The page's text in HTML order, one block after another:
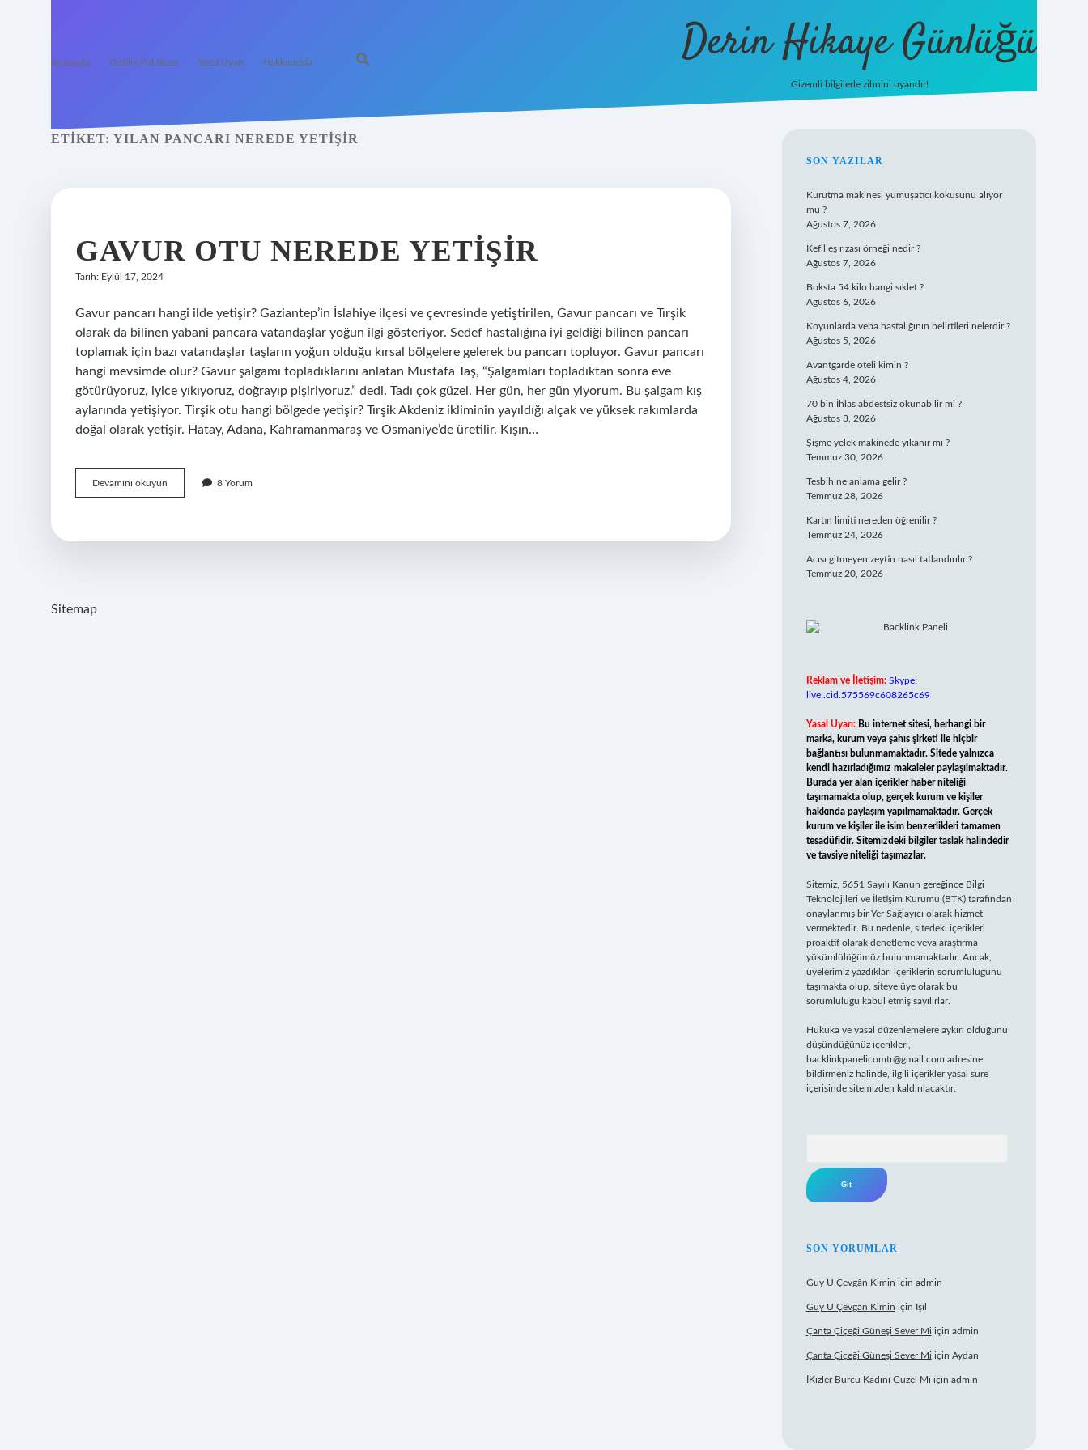
Anasayfa Gizlilik Politikası Yasal Uyarı Hakkımızda Derin Hikaye Günlüğü
Gizemli bilgilerle zihnini uyandır!
ETIKET: YILAN PANCARI NEREDE YETIŞIR
GAVUR OTU NEREDE YETIŞIR
Tarih: Eylül 17, 2024
Gavur pancarı hangi ilde yetişir? Gaziantep’in İslahiye ilçesi ve çevresinde yetiştirilen, Gavur pancarı ve Tırşik
olarak da bilinen yabani pancara vatandaşlar yoğun ilgi gösteriyor. Sedef hastalığına iyi geldiği bilinen pancarı
toplamak için bazı vatandaşlar taşların yoğun olduğu kırsal bölgelere gelerek bu pancarı topluyor. Gavur pancarı
hangi mevsimde olur? Gavur şalgamı topladıklarını anlatan Mustafa Taş, “Şalgamları topladıktan sonra eve
götürüyoruz, iyice yıkıyoruz, doğrayıp pişiriyoruz.” dedi. Tadı çok güzel. Her gün, her gün yiyorum. Bu şalgam kış
aylarında yetişiyor. Tirşik otu hangi bölgede yetişir? Tırşik Akdeniz ikliminin yayıldığı alçak ve yüksek rakımlarda
doğal olarak yetişir. Hatay, Adana, Kahramanmaraş ve Osmaniye’de üretilir. Kışın…
Devamını okuyun
Otu
8 Yorum
Sitemap
SIDEBAR
SON YAZILAR
Kurutma makinesi yumuşatıcı kokusunu alıyor
mu ?
Ağustos 7, 2026
Kefil eş rızası örneği nedir ?
Ağustos 7, 2026
Boksta 54 kilo hangi sıklet ?
Ağustos 6, 2026
Koyunlarda veba hastalığının belirtileri nelerdir ?
Ağustos 5, 2026
Avantgarde oteli kimin ?
Ağustos 4, 2026
70 bin İhlas abdestsiz okunabilir mi ?
Ağustos 3, 2026
Şişme yelek makinede yıkanır mı ?
Temmuz 30, 2026
Tesbih ne anlama gelir ?
Temmuz 28, 2026
Kartın limiti nereden öğrenilir ?
Temmuz 24, 2026
Acısı gitmeyen zeytin nasıl tatlandırılır ?
Temmuz 20, 2026
Reklam ve İletişim: Skype:
live:.cid.575569c608265c69
Yasal Uyarı: Bu internet sitesi, herhangi bir
marka, kurum veya şahıs şirketi ile hiçbir
bağlantısı bulunmamaktadır. Sitede yalnızca
kendi hazırladığımız makaleler paylaşılmaktadır.
Burada yer alan içerikler haber niteliği
taşımamakta olup, gerçek kurum ve kişiler
hakkında paylaşım yapılmamaktadır. Gerçek
kurum ve kişiler ile isim benzerlikleri tamamen
tesadüfidir. Sitemizdeki bilgiler taslak halindedir
ve tavsiye niteliği taşımazlar.
Sitemiz, 5651 Sayılı Kanun gereğince Bilgi
Teknolojileri ve İletişim Kurumu (BTK) tarafından
onaylanmış bir Yer Sağlayıcı olarak hizmet
vermektedir. Bu nedenle, sitedeki içerikleri
proaktif olarak denetleme veya araştırma
yükümlülüğümüz bulunmamaktadır. Ancak,
üyelerimiz yazdıkları içeriklerin sorumluluğunu
taşımakta olup, siteye üye olarak bu
sorumluluğu kabul etmiş sayılırlar.
Hukuka ve yasal düzenlemelere aykırı olduğunu
düşündüğünüz içerikleri,
backlinkpanelicomtr@gmail.com adresine
bildirmeniz halinde, ilgili içerikler yasal süre
içerisinde sitemizden kaldırılacaktır.
SON YORUMLAR
Guy U Çevgân Kimin için admin
Guy U Çevgân Kimin için Işıl
Çanta Çiçeği Güneşi Sever Mi için admin
Çanta Çiçeği Güneşi Sever Mi için Aydan
İKizler Burcu Kadını Guzel Mi için admin